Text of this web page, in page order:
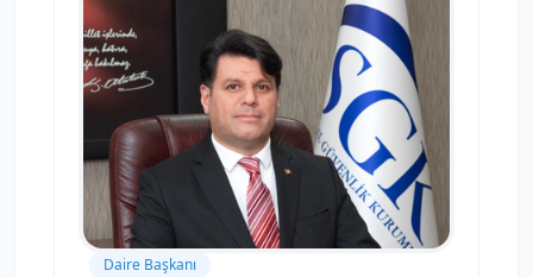
Daire Başkanı